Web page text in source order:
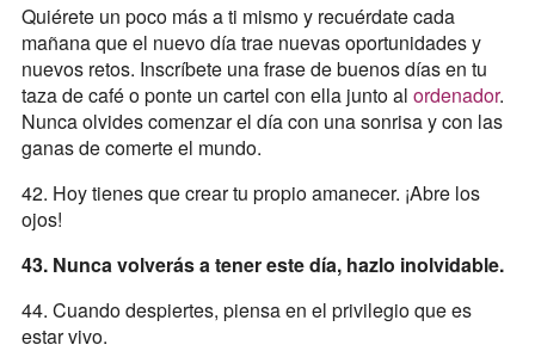
Quiérete un poco más a ti mismo y recuérdate cada
mañana que el nuevo día trae nuevas oportunidades y
nuevos retos. Inscríbete una frase de buenos días en tu
taza de café o ponte un cartel con ella junto al ordenador.
Nunca olvides comenzar el día con una sonrisa y con las
ganas de comerte el mundo.
42. Hoy tienes que crear tu propio amanecer. ¡Abre los
ojos!
43. Nunca volverás a tener este día, hazlo inolvidable.
44. Cuando despiertes, piensa en el privilegio que es
estar vivo.